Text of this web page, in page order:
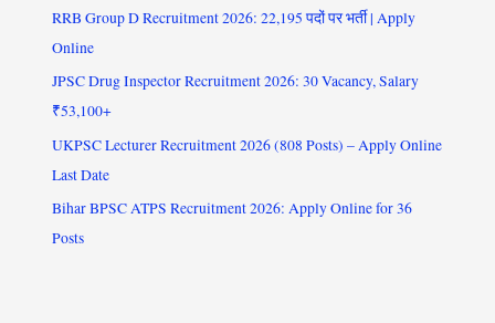
RRB Group D Recruitment 2026: 22,195 पदों पर भर्ती | Apply
Online
JPSC Drug Inspector Recruitment 2026: 30 Vacancy, Salary
₹53,100+
UKPSC Lecturer Recruitment 2026 (808 Posts) – Apply Online
Last Date
Bihar BPSC ATPS Recruitment 2026: Apply Online for 36
Posts